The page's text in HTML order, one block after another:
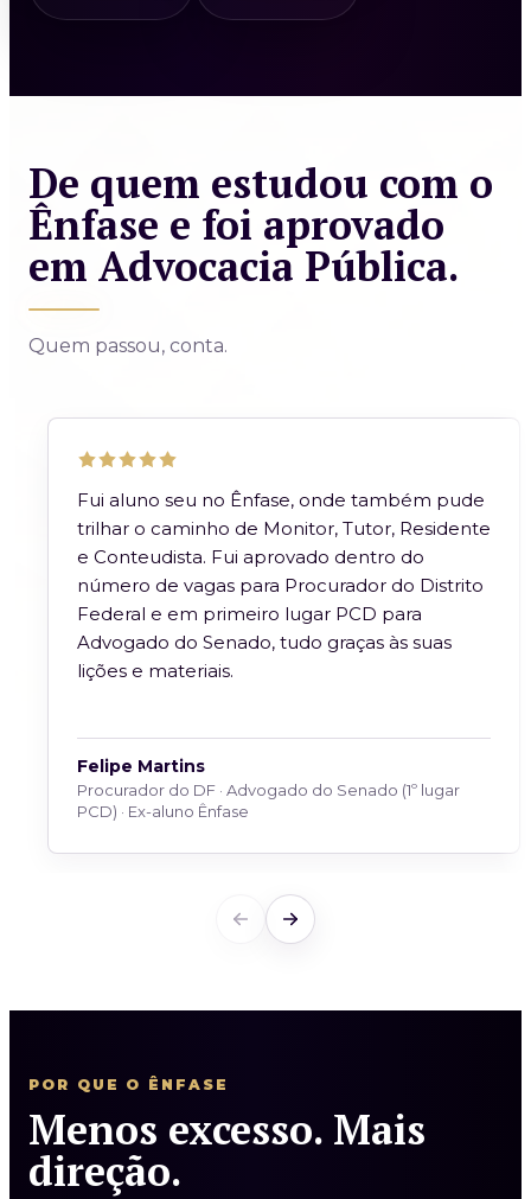
De quem estudou com o
Ênfase e foi aprovado
em Advocacia Pública.
Quem passou, conta.
Fui aluno seu no Ênfase, onde também pude
trilhar o caminho de Monitor, Tutor, Residente
e Conteudista. Fui aprovado dentro do
número de vagas para Procurador do Distrito
Federal e em primeiro lugar PCD para
Advogado do Senado, tudo graças às suas
lições e materiais.
Felipe Martins
Procurador do DF · Advogado do Senado (1º lugar
PCD) · Ex-aluno Ênfase
POR QUE O ÊNFASE
Menos excesso. Mais
direção.